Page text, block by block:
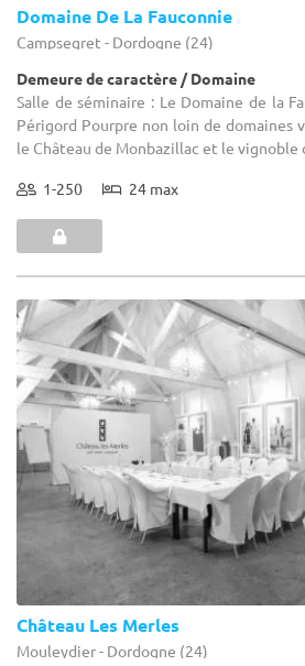
Domaine De La Fauconnie
Campsegret - Dordogne (24)
Demeure de caractère / Domaine
Salle de séminaire : Le Domaine de la
Périgord Pourpre non loin de domaines
le Château de Monbazillac et le vignoble
1-250 24 max
Château Les Merles
Mouleydier - Dordogne (24)